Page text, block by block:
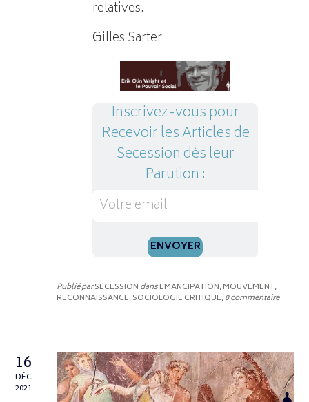
relatives.
Gilles Sarter
Inscrivez-vous pour
Recevoir les Articles de
Secession dès leur
Parution :
Publié parSECESSION dansEMANCIPATION, MOUVEMENT,
RECONNAISSANCE, SOCIOLOGIE CRITIQUE,0 commentaire
16
DÉC
2021